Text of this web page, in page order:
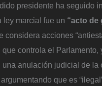
presidente ha seguido
ley marcial fue un “acto de
considera acciones
controla el Parlamento,
una anulación judicial de la
que es